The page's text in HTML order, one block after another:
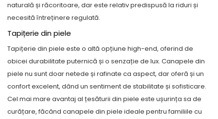
naturală și răcoritoare, dar este relativ predispusă la riduri și
necesită întreținere regulată.
Tapițerie din piele
Tapițerie din piele este o altă opțiune high-end, oferind de
obicei durabilitate puternică și o senzație de lux. Canapele din
piele nu sunt doar netede și rafinate ca aspect, dar oferă și un
confort excelent, dând un sentiment de stabilitate și sofisticare.
Cel mai mare avantaj al țesăturii din piele este ușurința sa de
curățare, făcând canapele din piele ideale pentru familiile cu